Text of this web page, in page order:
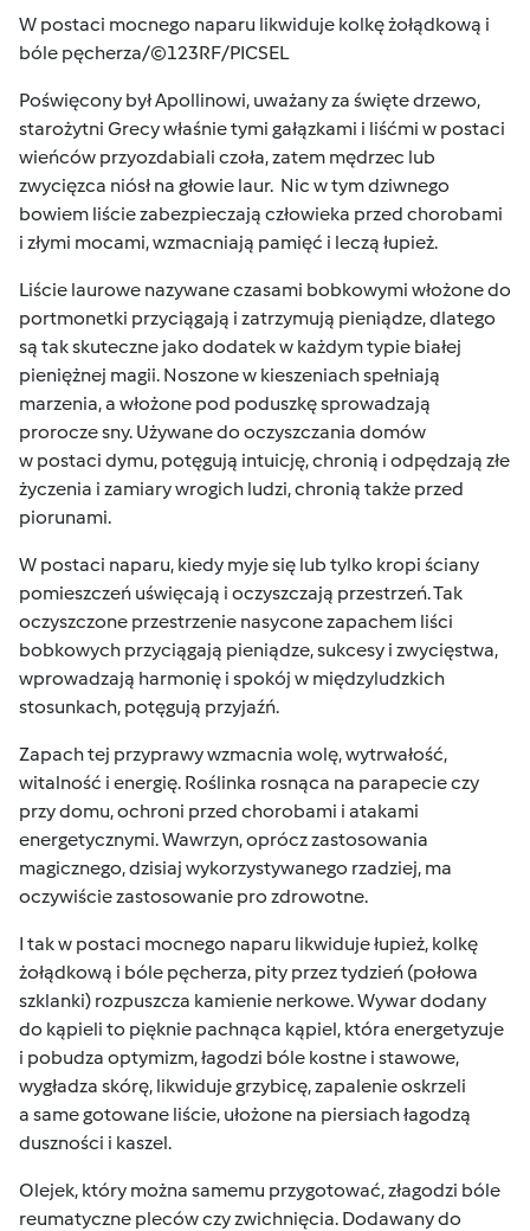
W postaci mocnego naparu likwiduje kolkę żołądkową i
bóle pęcherza/©123RF/PICSEL
Poświęcony był Apollinowi, uważany za święte drzewo,
starożytni Grecy właśnie tymi gałązkami i liśćmi w postaci
wieńców przyozdabiali czoła, zatem mędrzec lub
zwycięzca niósł na głowie laur. Nic w tym dziwnego
bowiem liście zabezpieczają człowieka przed chorobami
i złymi mocami, wzmacniają pamięć i leczą łupież.
Liście laurowe nazywane czasami bobkowymi włożone do
portmonetki przyciągają i zatrzymują pieniądze, dlatego
są tak skuteczne jako dodatek w każdym typie białej
pieniężnej magii. Noszone w kieszeniach spełniają
marzenia, a włożone pod poduszkę sprowadzają
prorocze sny. Używane do oczyszczania domów
w postaci dymu, potęgują intuicję, chronią i odpędzają złe
życzenia i zamiary wrogich ludzi, chronią także przed
piorunami.
W postaci naparu, kiedy myje się lub tylko kropi ściany
pomieszczeń uświęcają i oczyszczają przestrzeń. Tak
oczyszczone przestrzenie nasycone zapachem liści
bobkowych przyciągają pieniądze, sukcesy i zwycięstwa,
wprowadzają harmonię i spokój w międzyludzkich
stosunkach, potęgują przyjaźń.
Zapach tej przyprawy wzmacnia wolę, wytrwałość,
witalność i energię. Roślinka rosnąca na parapecie czy
przy domu, ochroni przed chorobami i atakami
energetycznymi. Wawrzyn, oprócz zastosowania
magicznego, dzisiaj wykorzystywanego rzadziej, ma
oczywiście zastosowanie pro zdrowotne.
I tak w postaci mocnego naparu likwiduje łupież, kolkę
żołądkową i bóle pęcherza, pity przez tydzień (połowa
szklanki) rozpuszcza kamienie nerkowe. Wywar dodany
do kąpieli to pięknie pachnąca kąpiel, która energetyzuje
i pobudza optymizm, łagodzi bóle kostne i stawowe,
wygładza skórę, likwiduje grzybicę, zapalenie oskrzeli
a same gotowane liście, ułożone na piersiach łagodzą
duszności i kaszel.
Olejek, który można samemu przygotować, złagodzi bóle
reumatyczne pleców czy zwichnięcia. Dodawany do